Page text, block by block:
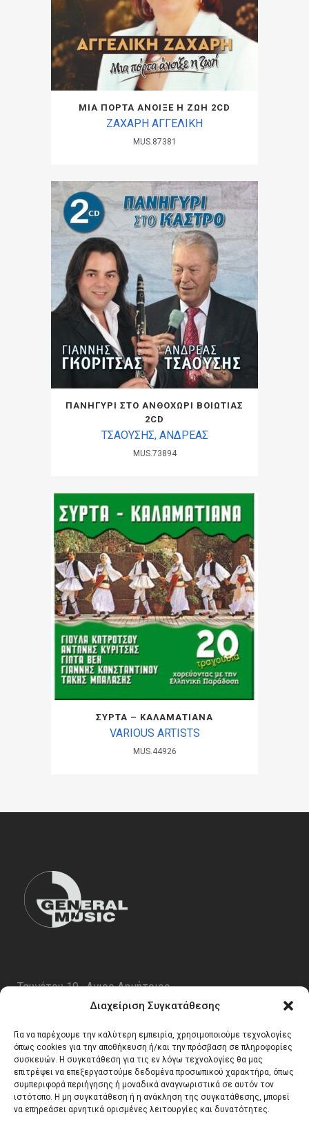
Διαχείριση Συγκατάθεσης
Για να παρέχουμε την καλύτερη εμπειρία, χρησιμοποιούμε τεχνολογίες
όπως cookies για την αποθήκευση ή/και την πρόσβαση σε πληροφορίες
συσκευών. Η συγκατάθεση για τις εν λόγω τεχνολογίες θα μας
επιτρέψει να επεξεργαστούμε δεδομένα προσωπικού χαρακτήρα, όπως
συμπεριφορά περιήγησης ή μοναδικά αναγνωριστικά σε αυτόν τον
ιστότοπο. Η μη συγκατάθεση ή η ανάκληση της συγκατάθεσης, μπορεί
να επηρεάσει αρνητικά ορισμένες λειτουργίες και δυνατότητες.
ΜΙΑ ΠΟΡΤΑ ΑΝΟΙΞΕ Η ΖΩΗ 2CD
ΖΑΧΑΡΗ ΑΓΓΕΛΙΚΗ
MUS.87381
ΠΑΝΗΓΥΡΙ ΣΤΟ ΑΝΘΟΧΩΡΙ ΒΟΙΩΤΙΑΣ
2CD
ΤΣΑΟΥΣΗΣ, ΑΝΔΡΕΑΣ
MUS.73894
ΣΥΡΤΑ – ΚΑΛΑΜΑΤΙΑΝΑ
VARIOUS ARTISTS
MUS.44926
Ταυγέτου 19 , Αγιος Δημήτριος
email:info@generalmusic.gr
Ωρες Λειτουργίας:
Δευτέρα – Παρασκευή 10:00 – 17:00